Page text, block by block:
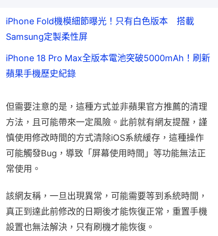
iPhone Fold機模細節曝光！只有白色版本 搭載
Samsung定製柔性屏
iPhone 18 Pro Max全版本電池突破5000mAh！刷新
蘋果手機歷史紀錄
但需要注意的是，這種方式並非蘋果官方推薦的清理
方法，且可能帶來一定風險。此前就有網友提醒，謹
慎使用修改時間的方式清除iOS系統緩存，這種操作
可能觸發Bug，導致「屏幕使用時間」等功能無法正
常使用。
該網友稱，一旦出現異常，可能需要等到系統時間，
真正到達此前修改的日期後才能恢復正常，重置手機
設置也無法解決，只有刷機才能恢復。